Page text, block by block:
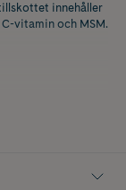
innehåller
vitamin och MSM.